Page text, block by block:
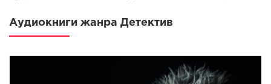
Аудиокниги жанра Детектив